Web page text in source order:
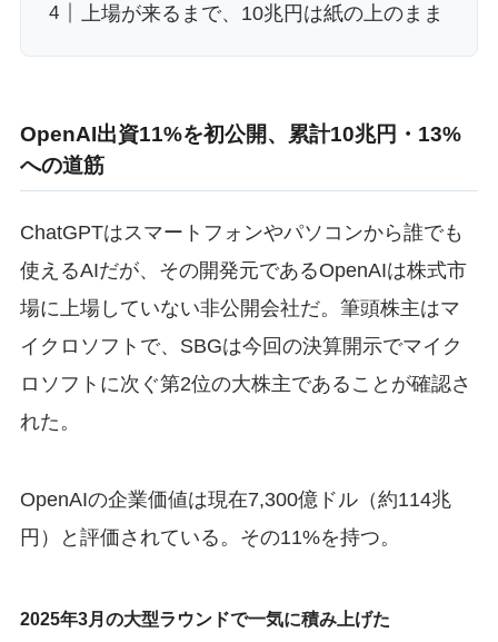
上場が来るまで、10兆円は紙の上のまま
OpenAI出資11%を初公開、累計10兆円・13%
への道筋
ChatGPTはスマートフォンやパソコンから誰でも
使えるAIだが、その開発元であるOpenAIは株式市
場に上場していない非公開会社だ。筆頭株主はマ
イクロソフトで、SBGは今回の決算開示でマイク
ロソフトに次ぐ第2位の大株主であることが確認さ
れた。
OpenAIの企業価値は現在7,300億ドル（約114兆
円）と評価されている。その11%を持つ。
2025年3月の大型ラウンドで一気に積み上げた